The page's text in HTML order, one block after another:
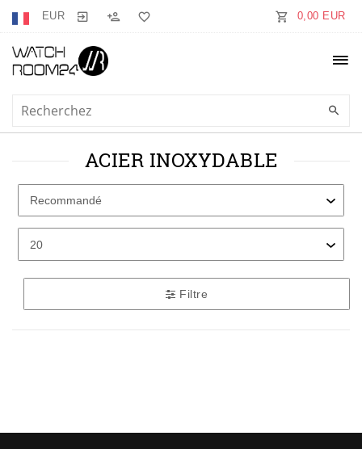
EUR 0,00 EUR
ACIER INOXYDABLE
Filtre